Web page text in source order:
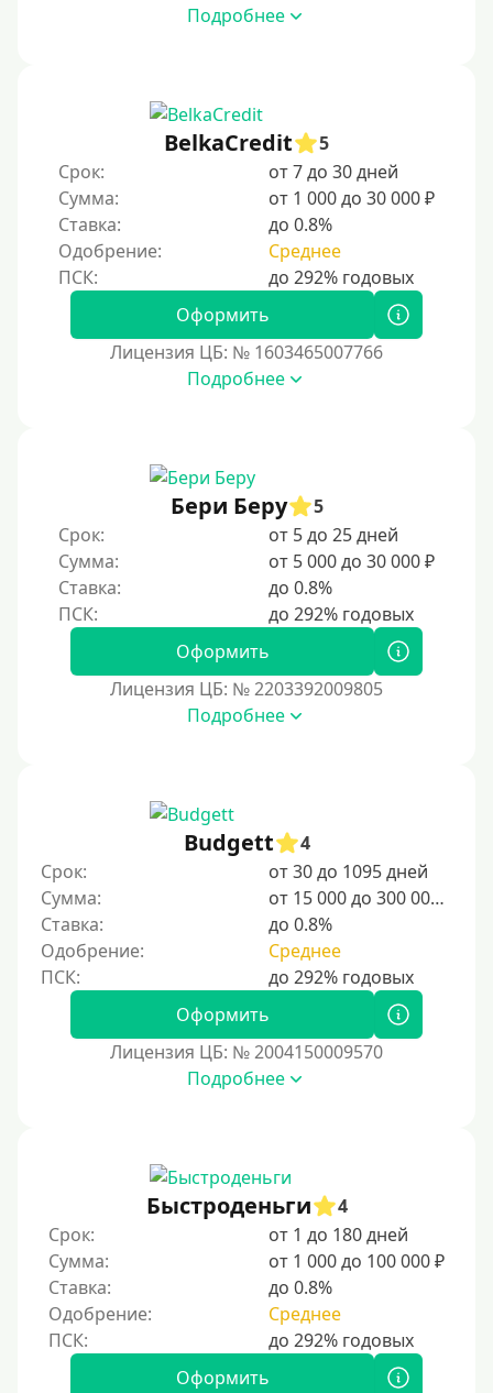
За 15 минут
За час
Срочные
Моментальные онлайн
В день обращения
С 19 лет
С 20 лет
С 21 года
С 22 лет
С 23 лет
Несовершеннолетним
Для мужчин
Женский займ
Мамам в декрете
Без прописки
С временной регистрацией
Пенсионерам до 70 лет
Пенсионерам до 75 лет
Пенсионерам до 80 лет
Пенсионерам до 85 лет
Безработным
Подробнее
BelkaCredit
5
Срок:
от 7 до 30 дней
Сумма:
от 1 000 до 30 000 ₽
Ставка:
до 0.8%
Одобрение:
Среднее
Оформить
Лицензия ЦБ: № 1603465007766
Подробнее
Бери Беру
5
Срок:
от 5 до 25 дней
Сумма:
от 5 000 до 30 000 ₽
Ставка:
до 0.8%
Оформить
Лицензия ЦБ: № 2203392009805
Подробнее
Budgett
4
Срок:
от 30 до 1095 дней
Сумма:
от 15 000 до 300 000 ₽
Ставка:
до 0.8%
Одобрение:
Среднее
Оформить
Лицензия ЦБ: № 2004150009570
Подробнее
Быстроденьги
4
Срок:
от 1 до 180 дней
Сумма:
от 1 000 до 100 000 ₽
Ставка:
до 0.8%
Одобрение:
Среднее
Оформить